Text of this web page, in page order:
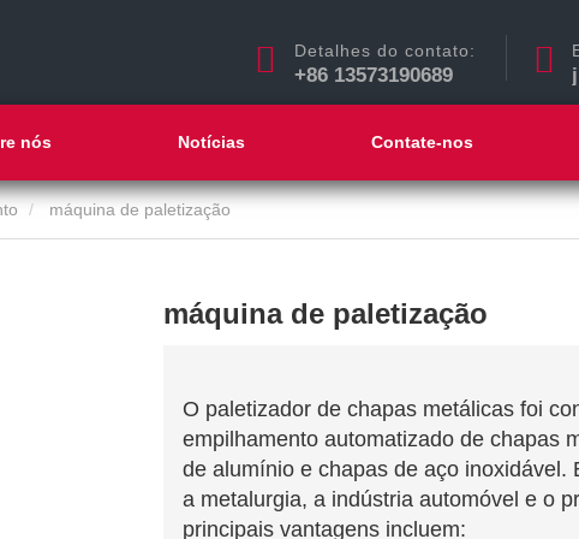
Detalhes do contato:
+86 13573190689
nós Notícias Contate-nos
máquina de paletização
máquina de paletização
O paletizador de chapas metálicas foi
empilhamento automatizado de chapas
de alumínio e chapas de aço
a metalurgia, a indústria automóvel e o
principais vantagens incluem: